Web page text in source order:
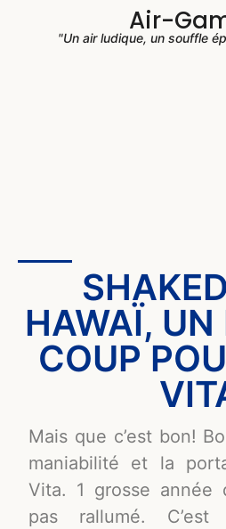
Air-
"Un air ludique, un souffle
HAWAÏ, UN
COUP
Mais que c’est bon!
maniabilité et la
Vita. 1 grosse année
pas rallumé.